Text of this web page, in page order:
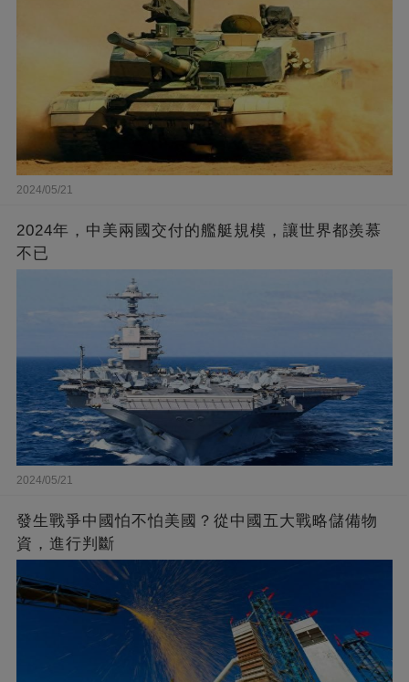
2024/05/21
2024年，中美兩國交付的艦艇規模，讓世界都羨慕
不已
2024/05/21
發生戰爭中國怕不怕美國？從中國五大戰略儲備物
資，進行判斷